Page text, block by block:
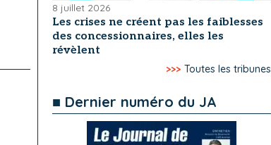
8 juillet 2026
Les crises ne créent pas les faiblesses
des concessionnaires, elles les
révèlent
>>> Toutes les tribunes
■ Dernier numéro du JA